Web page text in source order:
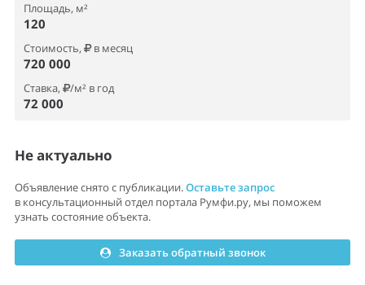
Площадь, м²
120
Стоимость, в месяц
720 000
Ставка, /м² в год
72 000
Не актуально
Объявление снято с публикации.Оставьте запрос
в консультационный отдел портала Румфи.ру, мы поможем
узнать состояние объекта.
Заказать обратный звонок